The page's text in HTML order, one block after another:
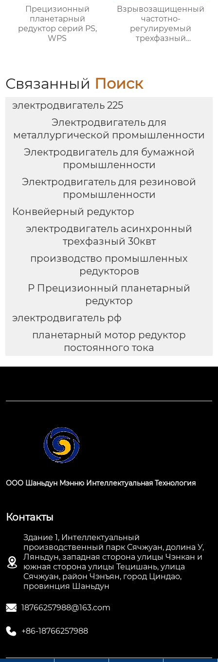
Прецизионный
планетарный
редуктор серий PS,
WPS
Взрывозащищенный
частотно-
регулируемый
трехфазный
Связанный Поиск
электродвигатель 225
Электродвигатель для
металлургической промышленности
Электродвигатель для бумажной
промышленности
Электродвигатель для резиновой
промышленности
Конвейерный редуктор
электродвигатель асинхронный
трехфазный 30квт
производство промышленных
редукторов
P Прецизионный планетарный
редуктор
электродвигатель рф
планетарный мотор редуктор
постоянного тока
ООО Шаньдун Мэнню Интеллектуальная Технология
Контакты

Здание 1, Интеллектуальный
производственный парк Сячжуан, долина У,
Ляньдун, западная сторона улицы Чэнкан и
южная сторона улицы Тецишань, улица
Сячжуан, район Чэнъян, город Циндао,
провинция Шаньдун
 18766257988@163.com
 +86-18766257988